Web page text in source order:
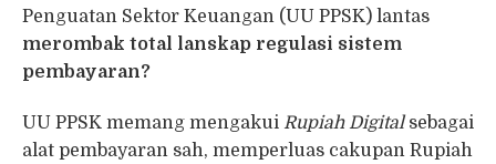
Penguatan Sektor Keuangan (UU PPSK) lantas
merombak total lanskap regulasi sistem
pembayaran?
UU PPSK memang mengakui Rupiah Digitalsebagai
alat pembayaran sah, memperluas cakupan Rupiah